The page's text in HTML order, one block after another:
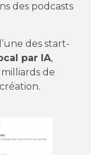
des podcasts
des start-
par IA,
de